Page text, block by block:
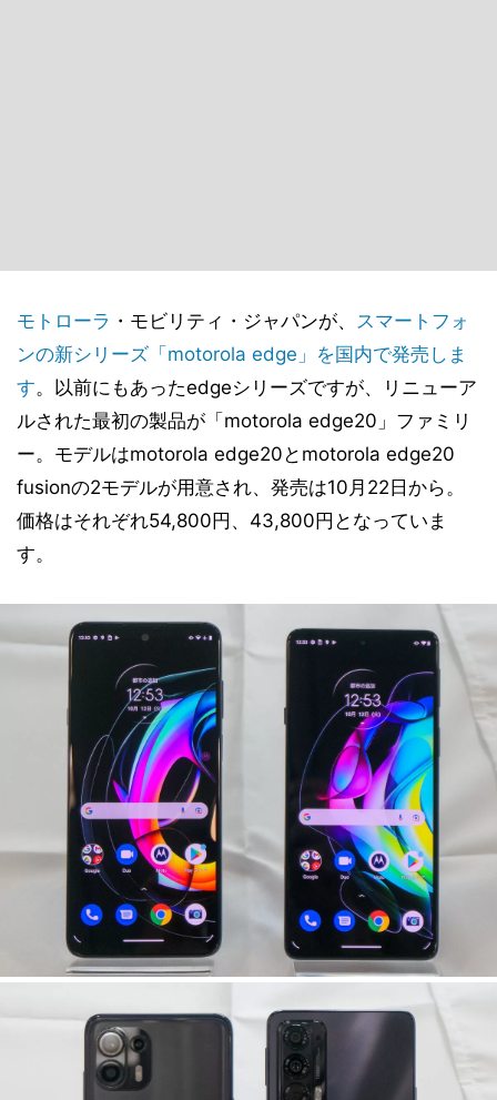
モトローラ ・モビリティ・ジャパンが、 スマートフォ
ンの新シリーズ「motorola edge」を国内で発売しま
す。以前にもあったedgeシリーズですが、リニューア
ルされた最初の製品が「motorola edge20」ファミリ
ー。モデルはmotorola edge20とmotorola edge20
fusionの2モデルが用意され、発売は10月22日から。
価格はそれぞれ54,800円、43,800円となっていま
す。